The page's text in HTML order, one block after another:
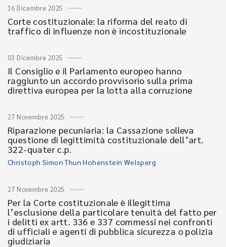
16 Dicembre 2025
Corte costituzionale: la riforma del reato di
traffico di influenze non è incostituzionale
03 Dicembre 2025
Il Consiglio e il Parlamento europeo hanno
raggiunto un accordo provvisorio sulla prima
direttiva europea per la lotta alla corruzione
27 Novembre 2025
Riparazione pecuniaria: la Cassazione solleva
questione di legittimità costituzionale dell’art.
322-quater c.p.
Christoph Simon Thun Hohenstein Welsperg
27 Novembre 2025
Per la Corte costituzionale è illegittima
l’esclusione della particolare tenuità del fatto per
i delitti ex artt. 336 e 337 commessi nei confronti
di ufficiali e agenti di pubblica sicurezza o polizia
giudiziaria